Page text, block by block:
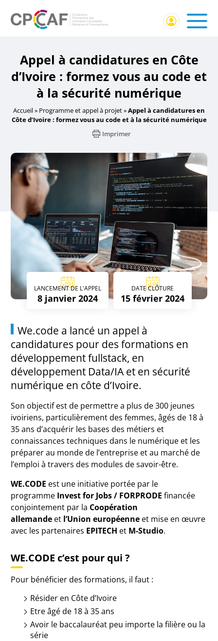
Appel à candidatures en Côte
d’Ivoire : formez vous au code et
à la sécurité numérique
Accueil» Programme et appel à projet»Appel à candidatures en
Côte d’Ivoire : formez vous au code et à la sécurité numérique
Imprimer
LANCEMENT DE L'APPEL
8 janvier 2024
DATE CLÔTURE
15 février 2024
We.code a lancé un appel à
candidatures pour des formations en
développement fullstack, en
développement Data/IA et en sécurité
numérique en côte d’Ivoire.
Son objectif est de permettre a plus de 300 jeunes
ivoiriens, particulièrement des femmes, âgés de 18 à
35 ans d’acquérir les bases des métiers et
connaissances techniques dans le numérique et les
préparer au monde de l’entreprise et au marché de
l’emploi à travers des modules de savoir-être.
WE.CODE est une initiative portée par le
programme Invest for Jobs / FORPRODE financée
conjointement par la Coopération
allemande et l’Union européenne et mise en œuvre
avec les partenaires EPITECH et M-Studio.
WE.CODE c’est pour qui ?
Pour bénéficier des formations, il faut :
Résider en Côte d’Ivoire
Etre âgé de 18 à 35 ans
Avoir le baccalauréat peu importe la filière ou la
série